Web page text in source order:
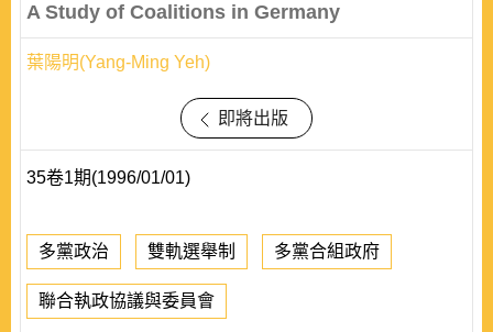
A Study of Coalitions in Germany
葉陽明(Yang-Ming Yeh)
即將出版
35卷1期(1996/01/01)
多黨政治 雙軌選舉制 多黨合組政府
聯合執政協議與委員會